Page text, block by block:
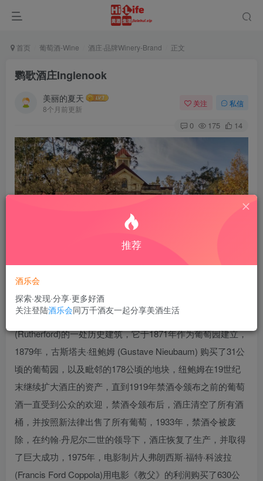
首页 葡萄酒-Wine 酒庄·品牌Winery-Brand 正文
鹦歌酒庄Inglenook
美丽的夏天
8个月前更新
关注 私信
0 175 14
鹦歌酒庄是加利福尼亚州California纳帕谷Napa Valley卢瑟福
(Rutherford)的一处历史建筑，它于1871年作为葡萄园建立，
1879年，古斯塔夫·纽鲍姆 (Gustave Nieubaum) 购买了31公
顷的葡萄园，以及毗邻的178公顷的地块，纽鲍姆在19世纪
末继续扩大酒庄的资产，直到1919年禁酒令颁布之前的葡萄
酒一直受到公众的欢迎，禁酒令颁布后，酒庄清空了所有酒
桶，并按照新法律出售了所有葡萄，1933年，禁酒令被废
除，在约翰·丹尼尔二世的领导下，酒庄恢复了生产，并取得
了巨大成功，1975年，电影制片人弗朗西斯·福特·科波拉
(Francis Ford Coppola)用电影《教父》的利润购买了630公
推荐
酒乐会
探索·发现·分享·更多好酒
关注登陆酒乐会同万千酒友一起分享美酒生活